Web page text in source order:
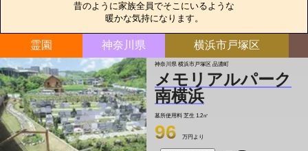
昔のように家族全員でそこにいるような
暖かな気持になります。
霊園 神奈川県 横浜市戸塚区
神奈川県 横浜市戸塚区 品濃町
メモリアルパーク
南横浜
墓所使用料 芝生 1.2㎡
96 万円より